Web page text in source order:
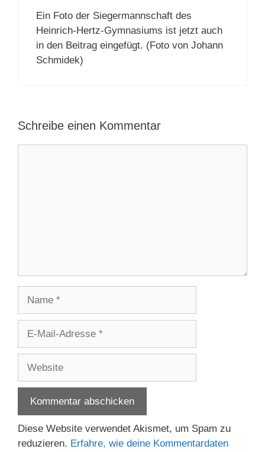
Ein Foto der Siegermannschaft des
Heinrich-Hertz-Gymnasiums ist jetzt auch
in den Beitrag eingefügt. (Foto von Johann
Schmidek)
Schreibe einen Kommentar
Adresse
Diese Website verwendet Akismet, um Spam zu
reduzieren. Erfahre, wie deine Kommentardaten